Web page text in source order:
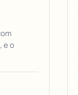
e o